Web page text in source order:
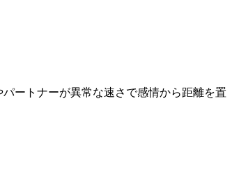
ートナーが異常な速さで感情から距離を置